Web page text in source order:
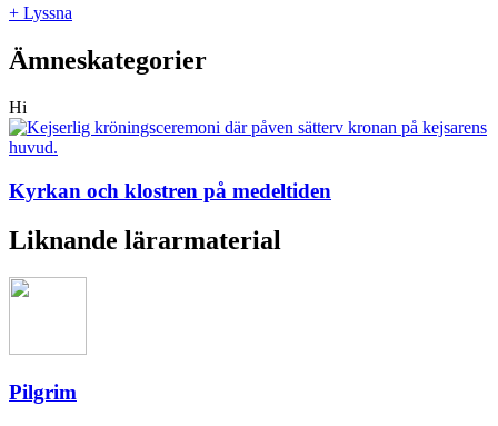
+ Lyssna
Ämneskategorier
Hi
Kyrkan och klostren på medeltiden
Liknande lärarmaterial
Pilgrim